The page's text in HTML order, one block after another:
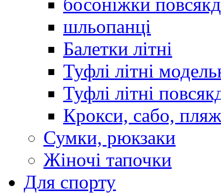
шльопанці
Балетки літні
Туфлі літні
Туфлі літні
Крокси, сабо,
Сумки, рюкзаки
Жіночі тапочки
Для спорту